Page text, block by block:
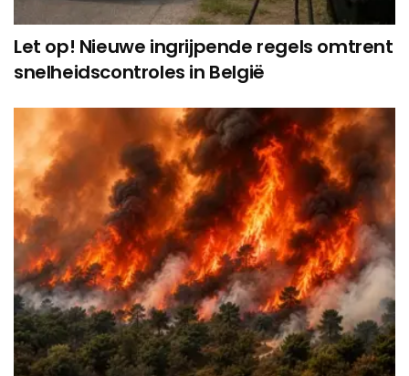
Let op! Nieuwe ingrijpende regels omtrent
snelheidscontroles in België